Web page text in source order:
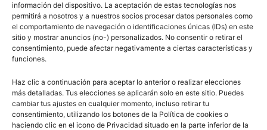
información del dispositivo. La aceptación de estas tecnologías nos
permitirá a nosotros y a nuestros socios procesar datos personales como
el comportamiento de navegación o identificaciones únicas (IDs) en este
sitio y mostrar anuncios (no-) personalizados. No consentir o retirar el
consentimiento, puede afectar negativamente a ciertas características y
funciones.
Haz clic a continuación para aceptar lo anterior o realizar elecciones
más detalladas. Tus elecciones se aplicarán solo en este sitio. Puedes
cambiar tus ajustes en cualquier momento, incluso retirar tu
consentimiento, utilizando los botones de la Política de cookies o
haciendo clic en el icono de Privacidad situado en la parte inferior de la
Transformaciones climáticas
Tucán